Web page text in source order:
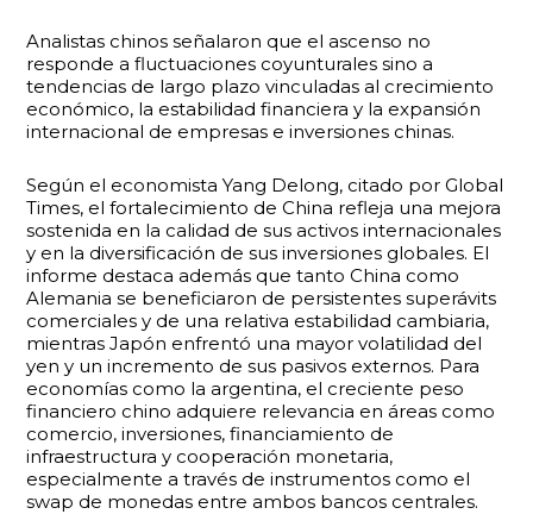
Analistas chinos señalaron que el ascenso no
responde a fluctuaciones coyunturales sino a
tendencias de largo plazo vinculadas al crecimiento
económico, la estabilidad financiera y la expansión
internacional de empresas e inversiones chinas.
Según el economista Yang Delong, citado por Global
Times, el fortalecimiento de China refleja una mejora
sostenida en la calidad de sus activos internacionales
y en la diversificación de sus inversiones globales. El
informe destaca además que tanto China como
Alemania se beneficiaron de persistentes superávits
comerciales y de una relativa estabilidad cambiaria,
mientras Japón enfrentó una mayor volatilidad del
yen y un incremento de sus pasivos externos. Para
economías como la argentina, el creciente peso
financiero chino adquiere relevancia en áreas como
comercio, inversiones, financiamiento de
infraestructura y cooperación monetaria,
especialmente a través de instrumentos como el
swap de monedas entre ambos bancos centrales.